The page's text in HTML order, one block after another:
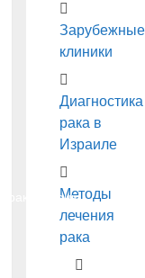
рака – цены
Зарубежные
клиники
Диагностика
рака в
Израиле
Методы
лечения
рака